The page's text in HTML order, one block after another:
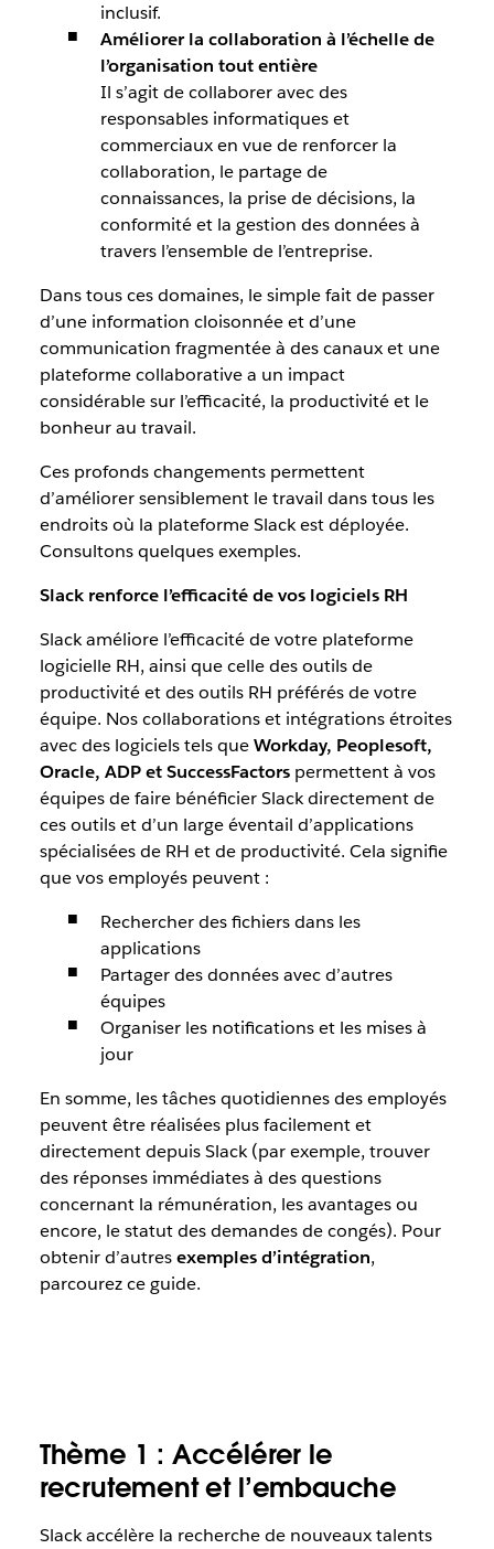
inclusif.
Améliorer la collaboration à l’échelle de
l’organisation tout entière
Il s’agit de collaborer avec des
responsables informatiques et
commerciaux en vue de renforcer la
collaboration, le partage de
connaissances, la prise de décisions, la
conformité et la gestion des données à
travers l’ensemble de l’entreprise.
Dans tous ces domaines, le simple fait de passer
d’une information cloisonnée et d’une
communication fragmentée à des canaux et une
plateforme collaborative a un impact
considérable sur l’efficacité, la productivité et le
bonheur au travail.
Ces profonds changements permettent
d’améliorer sensiblement le travail dans tous les
endroits où la plateforme Slack est déployée.
Consultons quelques exemples.
Slack renforce l’efficacité de vos logiciels RH
Slack améliore l’efficacité de votre plateforme
logicielle RH, ainsi que celle des outils de
productivité et des outils RH préférés de votre
équipe. Nos collaborations et intégrations étroites
avec des logiciels tels queWorkday, Peoplesoft,
Oracle, ADP et SuccessFactorspermettent à vos
équipes de faire bénéficier Slack directement de
ces outils et d’un large éventail d’applications
spécialisées de RH et de productivité. Cela signifie
que vos employés peuvent :
Rechercher des fichiers dans les
applications
Partager des données avec d’autres
équipes
Organiser les notifications et les mises à
jour
En somme, les tâches quotidiennes des employés
peuvent être réalisées plus facilement et
directement depuis Slack (par exemple, trouver
des réponses immédiates à des questions
concernant la rémunération, les avantages ou
encore, le statut des demandes de congés). Pour
obtenir d’autresexemples d’intégration,
parcourez ce guide.
Thème 1 : Accélérer le
recrutement et l’embauche
Slack accélère la recherche de nouveaux talents